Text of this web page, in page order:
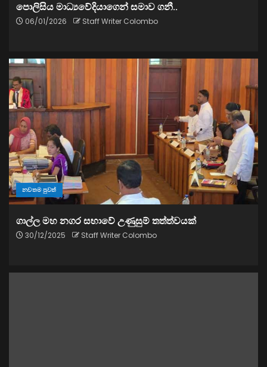
පොලිසිය මාධ්‍යවේදියාගෙන් සමාව ගනී..
06/01/2026 Staff Writer Colombo
නවතම පුවත්
ගාල්ල මහ නගර සභාවේ උණුසුම් තත්ත්වයක්
30/12/2025 Staff Writer Colombo